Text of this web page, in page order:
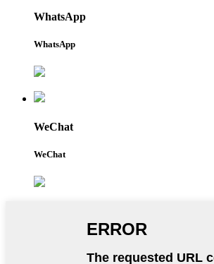
WhatsApp
WhatsApp
WeChat
WeChat